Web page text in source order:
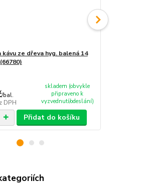
kávu ze dřeva hyg. balená 14
/bal.
DPH
skladem (obvykle
připraveno k
vyzvednutí/odeslání)
Přidat do košíku